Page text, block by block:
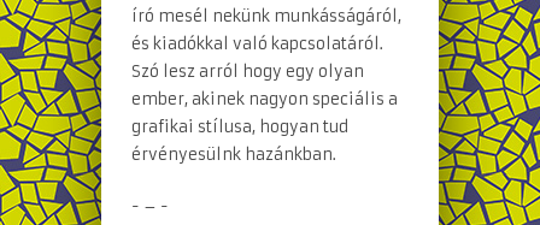
író mesél nekünk munkásságáról,
és kiadókkal való kapcsolatáról.
Szó lesz arról hogy egy olyan
ember, akinek nagyon speciális a
grafikai stílusa, hogyan tud
érvényesülnk hazánkban.
- – -